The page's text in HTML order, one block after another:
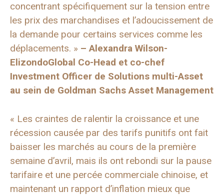
concentrant spécifiquement sur la tension entre
les prix des marchandises et l’adoucissement de
la demande pour certains services comme les
déplacements. » – Alexandra Wilson-
ElizondoGlobal Co-Head et co-chef
Investment Officer de Solutions multi-Asset
au sein de Goldman Sachs Asset Management
« Les craintes de ralentir la croissance et une
récession causée par des tarifs punitifs ont fait
baisser les marchés au cours de la première
semaine d’avril, mais ils ont rebondi sur la pause
tarifaire et une percée commerciale chinoise, et
maintenant un rapport d’inflation mieux que